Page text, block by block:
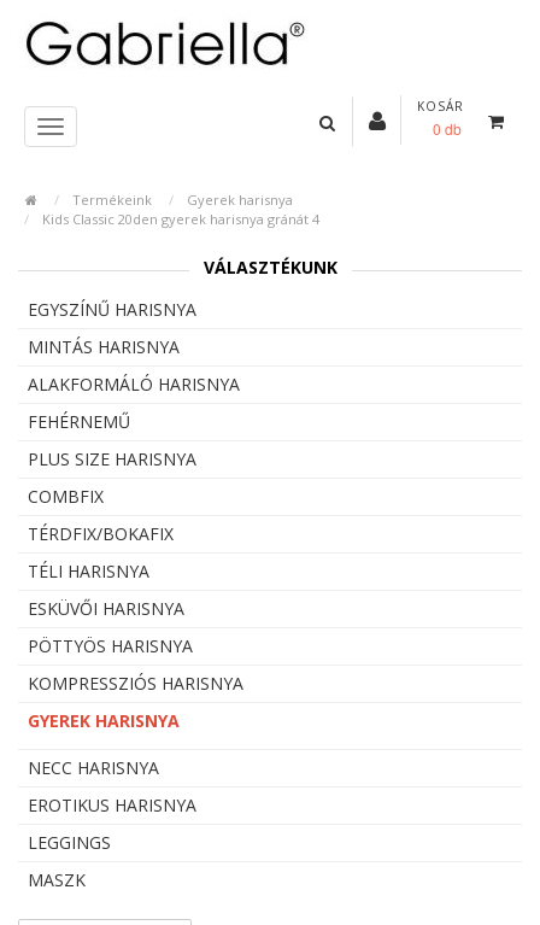
KOSÁR
0 db
Termékeink
Gyerek harisnya
Kids Classic 20den gyerek harisnya gránát 4
VÁLASZTÉKUNK
EGYSZÍNŰ HARISNYA
MINTÁS HARISNYA
ALAKFORMÁLÓ HARISNYA
FEHÉRNEMŰ
PLUS SIZE HARISNYA
COMBFIX
TÉRDFIX/BOKAFIX
TÉLI HARISNYA
ESKÜVŐI HARISNYA
PÖTTYÖS HARISNYA
KOMPRESSZIÓS HARISNYA
GYEREK HARISNYA
NECC HARISNYA
EROTIKUS HARISNYA
LEGGINGS
MASZK